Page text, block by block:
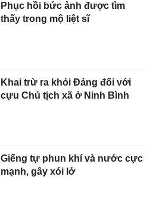
Phục hồi bức ảnh được tìm
thấy trong mộ liệt sĩ
Khai trừ ra khỏi Đảng đối với
cựu Chủ tịch xã ở Ninh Bình
Giếng tự phun khí và nước cực
mạnh, gây xói lở